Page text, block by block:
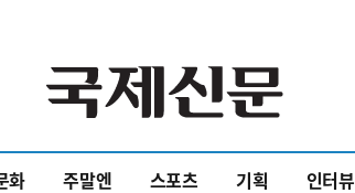
화 주말엔 스포츠 기획 인터뷰